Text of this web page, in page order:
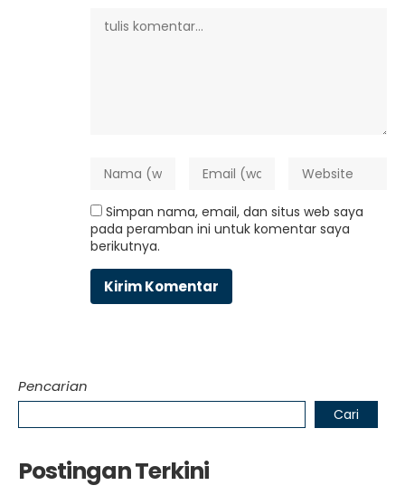
Simpan nama, email, dan situs web saya
pada peramban ini untuk komentar saya
berikutnya.
Pencarian
Cari
Postingan Terkini